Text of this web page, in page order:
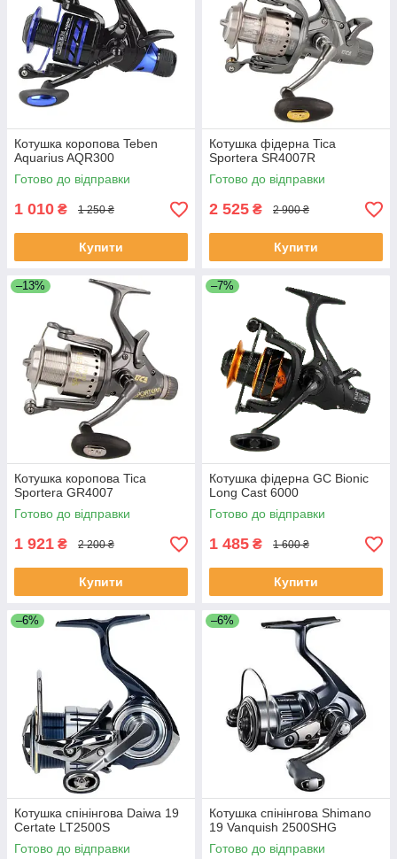
Котушка коропова Teben
Aquarius AQR300
Готово до відправки
1 010 ₴ 1 250 ₴
Купити
Котушка фідерна Tica
Sportera SR4007R
Готово до відправки
2 525 ₴ 2 900 ₴
Купити
–13%
Котушка коропова Tica
Sportera GR4007
Готово до відправки
1 921 ₴ 2 200 ₴
Купити
–7%
Котушка фідерна GC Bionic
Long Cast 6000
Готово до відправки
1 485 ₴ 1 600 ₴
Купити
–6%
Котушка спінінгова Daiwa 19
Certate LT2500S
Готово до відправки
–6%
Котушка спінінгова Shimano
19 Vanquish 2500SHG
Готово до відправки